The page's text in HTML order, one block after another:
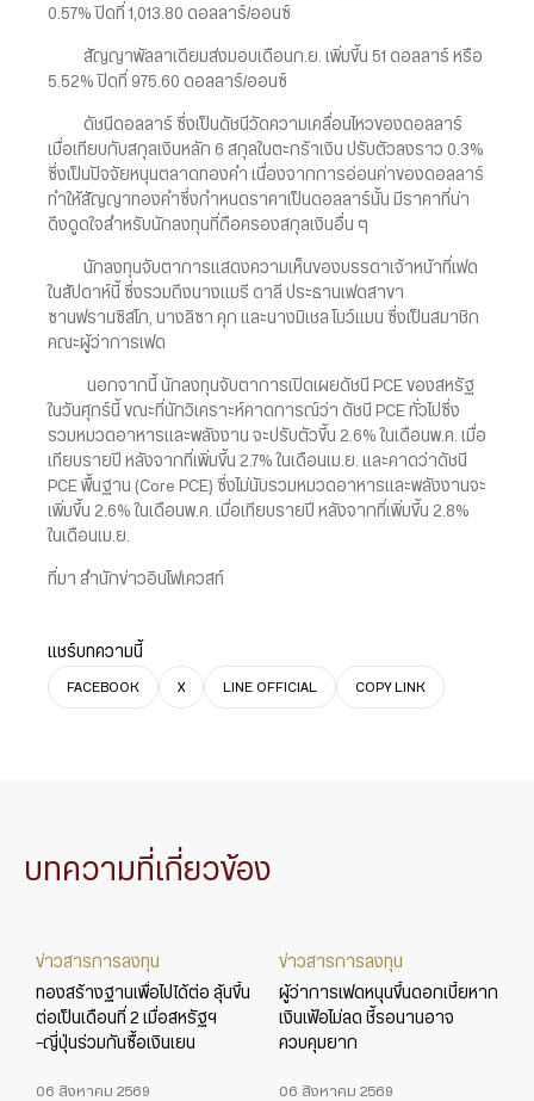
0.57% ปิดที่ 1,013.80 ดอลลาร์/ออนซ์
สัญญาพัลลาเดียมส่งมอบเดือนก.ย. เพิ่มขึ้น 51 ดอลลาร์ หรือ
5.52% ปิดที่ 975.60 ดอลลาร์/ออนซ์
ดัชนีดอลลาร์ ซึ่งเป็นดัชนีวัดความเคลื่อนไหวของดอลลาร์
เมื่อเทียบกับสกุลเงินหลัก 6 สกุลในตะกร้าเงิน ปรับตัวลงราว 0.3%
ซึ่งเป็นปัจจัยหนุนตลาดทองคำ เนื่องจากการอ่อนค่าของดอลลาร์
ทำให้สัญญาทองคำซึ่งกำหนดราคาเป็นดอลลาร์นั้น มีราคาที่น่า
ดึงดูดใจสำหรับนักลงทุนที่ถือครองสกุลเงินอื่น ๆ
นักลงทุนจับตาการแสดงความเห็นของบรรดาเจ้าหน้าที่เฟด
ในสัปดาห์นี้ ซึ่งรวมถึงนางแมรี ดาลี ประธานเฟดสาขา
ซานฟรานซิสโก, นางลิซา คุก และนางมิเชล โบว์แมน ซึ่งเป็นสมาชิก
คณะผู้ว่าการเฟด
นอกจากนี้ นักลงทุนจับตาการเปิดเผยดัชนี PCE ของสหรัฐ
ในวันศุกร์นี้ ขณะที่นักวิเคราะห์คาดการณ์ว่า ดัชนี PCE ทั่วไปซึ่ง
รวมหมวดอาหารและพลังงาน จะปรับตัวขึ้น 2.6% ในเดือนพ.ค. เมื่อ
เทียบรายปี หลังจากที่เพิ่มขึ้น 2.7% ในเดือนเม.ย. และคาดว่าดัชนี
PCE พื้นฐาน (Core PCE) ซึ่งไม่นับรวมหมวดอาหารและพลังงานจะ
เพิ่มขึ้น 2.6% ในเดือนพ.ค. เมื่อเทียบรายปี หลังจากที่เพิ่มขึ้น 2.8%
ในเดือนเม.ย.
ที่มา สำนักข่าวอินโฟเควสท์
แชร์บทความนี้
FACEBOOK X LINE OFFICIAL COPY LINK
บทความที่เกี่ยวข้อง
ข่าวสารการลงทุน
ทองสร้างฐานเพื่อไปได้ต่อ ลุ้นขึ้น
ต่อเป็นเดือนที่ 2 เมื่อสหรัฐฯ
-ญี่ปุ่นร่วมกันซื้อเงินเยน
06 สิงหาคม 2569
ข่าวสารการลงทุน
ผู้ว่าการเฟดหนุนขึ้นดอกเบี้ยหาก
เงินเฟ้อไม่ลด ชี้รอนานอาจ
ควบคุมยาก
06 สิงหาคม 2569